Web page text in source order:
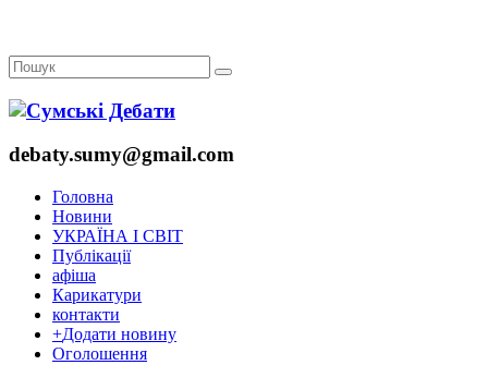
debaty.sumy@gmail.com
Головна
Новини
УКРАЇНА І СВІТ
Публікації
афіша
Карикатури
контакти
+Додати новину
Оголошення